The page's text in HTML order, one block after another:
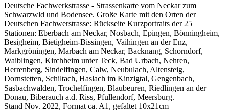
Deutsche Fachwerkstrasse - Strassenkarte vom Neckar zum
Schwarzwld und Bodensee. Große Karte mit den Orten der
Deutschen Fachwerstrasse: Rückseite Kurzportraits der 25
Stationen: Eberbach am Neckar, Nosbach, Epingen, Bönningheim,
Besigheim, Bietigheim-Bissingen, Vaihingen an der Enz,
Markgröningen, Marbach am Neckar, Backnang, Schorndorf,
Waiblingen, Kirchheim unter Teck, Bad Urbach, Nehren,
Herrenberg, Sindelfingen, Calw, Neubulach, Altensteig,
Dornstetten, Schiltach, Haslach im Kinzigtal, Gengenbach,
Sasbachwalden, Trochelfingen, Blaubeuren, Riedlingen an der
Donau, Biberauch a.d. Riss, Pfullendorf, Meersburg.
Stand Nov. 2022, Format ca. A1, gefaltet 10x21cm